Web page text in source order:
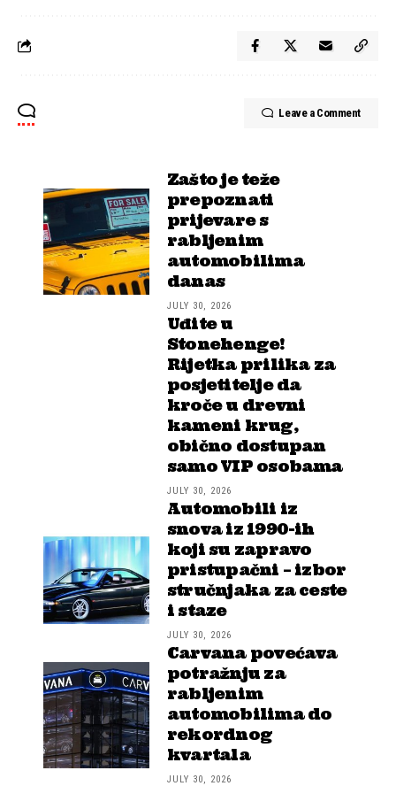
Leave a Comment
Zašto je teže
prepoznati
prijevare s
rabljenim
automobilima
danas
JULY 30, 2026
Uđite u
Stonehenge!
Rijetka prilika za
posjetitelje da
kroče u drevni
kameni krug,
obično dostupan
samo VIP osobama
JULY 30, 2026
Automobili iz
snova iz 1990-ih
koji su zapravo
pristupačni – izbor
stručnjaka za ceste
i staze
JULY 30, 2026
Carvana povećava
potražnju za
rabljenim
automobilima do
rekordnog
kvartala
JULY 30, 2026